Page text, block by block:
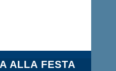
ALLA FESTA